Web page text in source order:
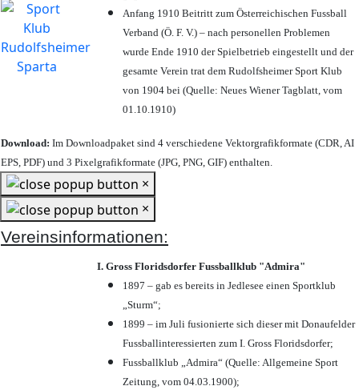
Anfang 1910 Beitritt zum Österreichischen Fussball
Verband (Ö. F. V.) – nach personellen Problemen
wurde Ende 1910 der Spielbetrieb eingestellt und der
gesamte Verein trat dem Rudolfsheimer Sport Klub
von 1904 bei (Quelle: Neues Wiener Tagblatt, vom
01.10.1910)
Download: Im Downloadpaket sind 4 verschiedene Vektorgrafikformate (CDR, AI
EPS, PDF) und 3 Pixelgrafikformate (JPG, PNG, GIF) enthalten.
×
×
Vereinsinformationen:
I. Gross Floridsdorfer Fussballklub "Admira"
1897 – gab es bereits in Jedlesee einen Sportklub
„Sturm“;
1899 – im Juli fusionierte sich dieser mit Donaufelder
Fussballinteressierten zum I. Gross Floridsdorfer;
Fussballklub „Admira“ (Quelle: Allgemeine Sport
Zeitung, vom 04.03.1900);